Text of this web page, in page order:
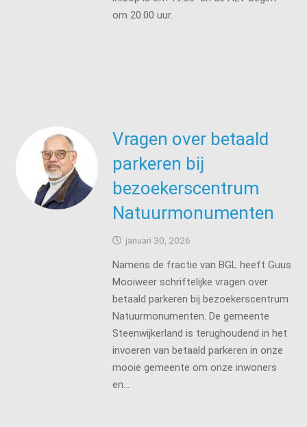
om 20.00 uur.
Vragen over betaald
parkeren bij
bezoekerscentrum
Natuurmonumenten
januari 30, 2026
Namens de fractie van BGL heeft Guus
Mooiweer schriftelijke vragen over
betaald parkeren bij bezoekerscentrum
Natuurmonumenten. De gemeente
Steenwijkerland is terughoudend in het
invoeren van betaald parkeren in onze
mooie gemeente om onze inwoners
en…